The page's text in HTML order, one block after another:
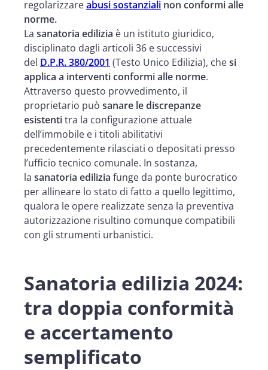
regolarizzareabusi sostanziali non conformi alle
norme.
La sanatoria edilizia è un istituto giuridico,
disciplinato dagli articoli 36 e successivi
del D.P.R. 380/2001 (Testo Unico Edilizia), chesi
applica a interventi conformi alle norme.
Attraverso questo provvedimento, il
proprietario può sanare le discrepanze
esistentitra la configurazione attuale
dell’immobile e i titoli abilitativi
precedentemente rilasciati o depositati presso
l’ufficio tecnico comunale. In sostanza,
la sanatoria edilizia funge da ponte burocratico
per allineare lo stato di fatto a quello legittimo,
qualora le opere realizzate senza la preventiva
autorizzazione risultino comunque compatibili
con gli strumenti urbanistici.
Sanatoria edilizia 2024:
tra doppia conformità
e accertamento
semplificato